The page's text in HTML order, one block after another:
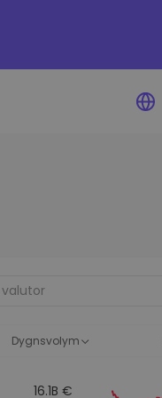
Dygnsvolym
16.1B €